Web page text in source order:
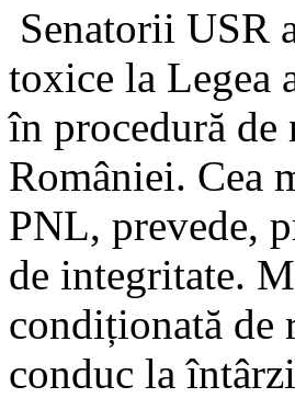
Senatorii USR
toxice la Legea
în procedură de
României. Cea
PNL, prevede,
de integritate.
condiționată de
conduc la